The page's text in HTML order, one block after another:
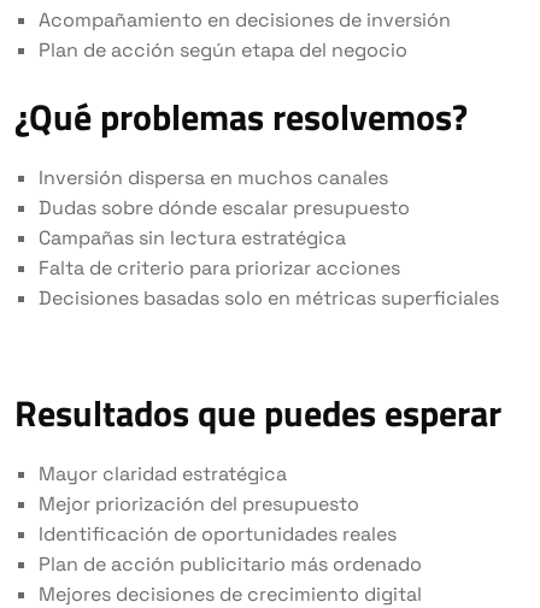
Acompañamiento en decisiones de inversión
Plan de acción según etapa del negocio
¿Qué problemas resolvemos?
Inversión dispersa en muchos canales
Dudas sobre dónde escalar presupuesto
Campañas sin lectura estratégica
Falta de criterio para priorizar acciones
Decisiones basadas solo en métricas superficiales
Resultados que puedes esperar
Mayor claridad estratégica
Mejor priorización del presupuesto
Identificación de oportunidades reales
Plan de acción publicitario más ordenado
Mejores decisiones de crecimiento digital